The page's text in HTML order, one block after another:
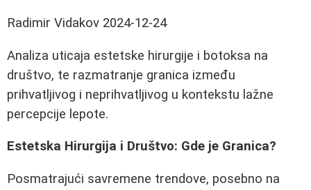
Radimir Vidakov 2024-12-24
Analiza uticaja estetske hirurgije i botoksa na
društvo, te razmatranje granica između
prihvatljivog i neprihvatljivog u kontekstu lažne
percepcije lepote.
Estetska Hirurgija i Društvo: Gde je Granica?
Posmatrajući savremene trendove, posebno na